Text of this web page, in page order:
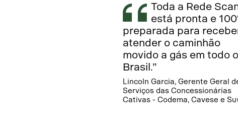
Toda a Rede
está pronta e
preparada para
atender o caminhão
movido a gás em todo o
Brasil.”
Lincoln Garcia, Gerente Geral
Serviços das Concessionárias
Cativas - Codema, Cavese e